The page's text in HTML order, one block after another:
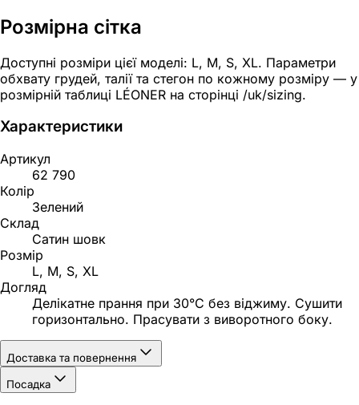
Розмірна сітка
Доступні розміри цієї моделі: L, M, S, XL. Параметри
обхвату грудей, талії та стегон по кожному розміру — у
розмірній таблиці LÉONER на сторінці /uk/sizing.
Характеристики
Артикул
62 790
Колір
Зелений
Склад
Сатин шовк
Розмір
L, M, S, XL
Догляд
Делікатне прання при 30°C без віджиму. Сушити
горизонтально. Прасувати з виворотного боку.
Доставка та повернення
Посадка